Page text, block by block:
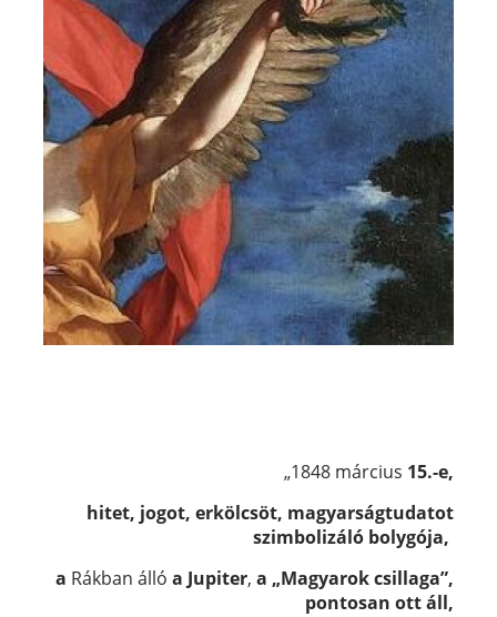
„1848 március 15.-e,
hitet, jogot, erkölcsöt, magyarságtudatot
szimbolizáló bolygója,
a Rákban álló a Jupiter,a „Magyarok csillaga”,
pontosan ott áll,